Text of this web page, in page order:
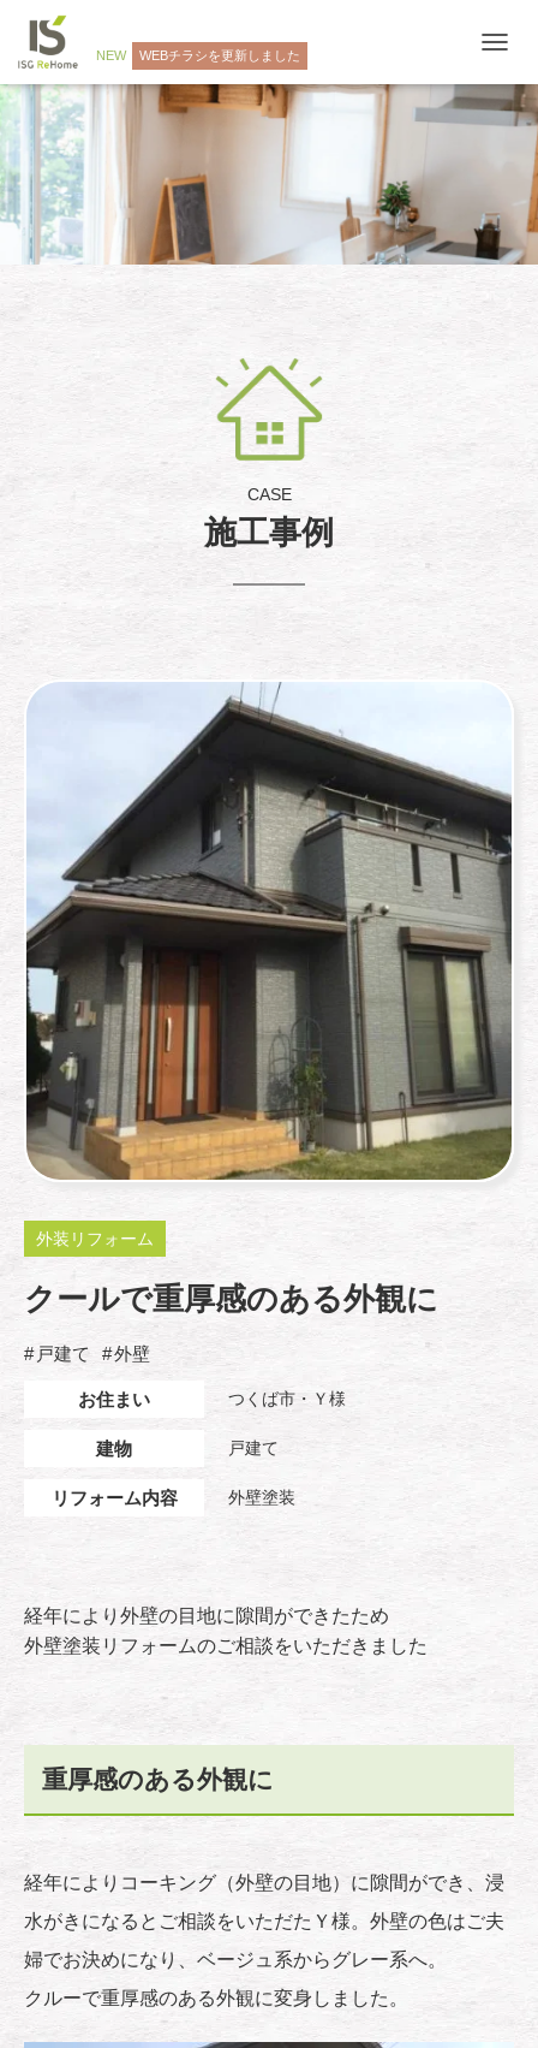
NEW WEBチラシを更新しました
ビ
ゲ
ー
を
切
り
施工事例
CASE
外装リフォーム
クールで重厚感のある外観に
戸建て 外壁
お住まい つくば市・Ｙ様
建物 戸建て
リフォーム内容 外壁塗装
経年により外壁の目地に隙間ができたため
外壁塗装リフォームのご相談をいただきました
重厚感のある外観に
経年によりコーキング（外壁の目地）に隙間ができ、浸
水がきになるとご相談をいただたＹ様。外壁の色はご夫
婦でお決めになり、ベージュ系からグレー系へ。
クルーで重厚感のある外観に変身しました。